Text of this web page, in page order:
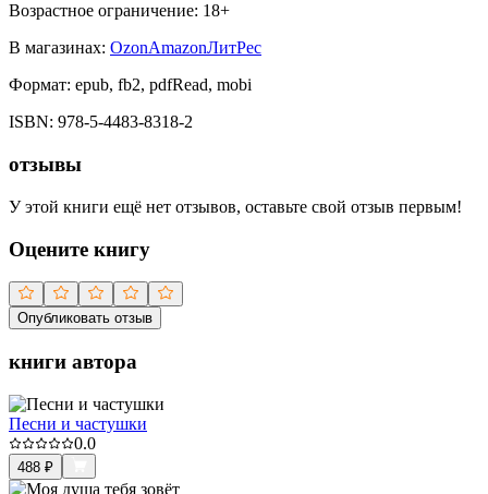
Возрастное ограничение: 18+
В магазинах: OzonAmazonЛитРес
Формат: epub, fb2, pdfRead, mobi
ISBN: 978-5-4483-8318-2
отзывы
У этой книги ещё нет отзывов, оставьте свой отзыв первым!
Оцените книгу
Опубликовать отзыв
книги автора
Песни и частушки
0.0
488 ₽